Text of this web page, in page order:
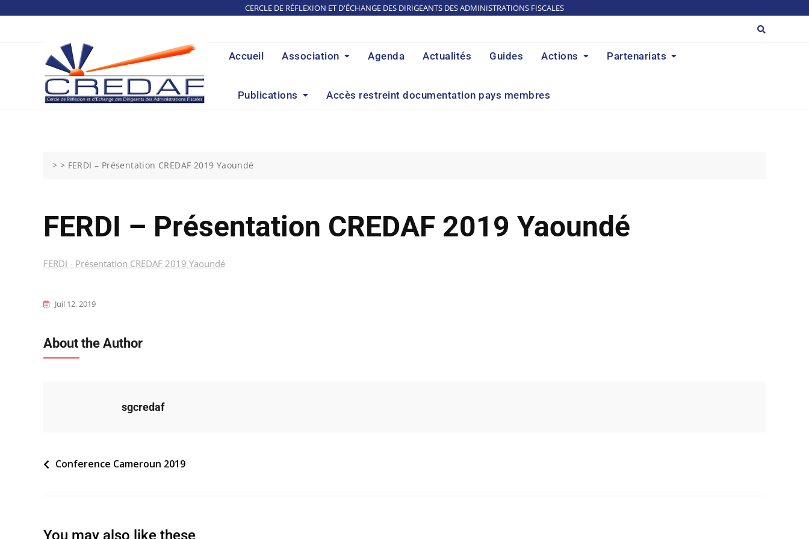
CERCLE DE RÉFLEXION ET D'ÉCHANGE DES DIRIGEANTS DES ADMINISTRATIONS FISCALES
Accueil Association Agenda Actualités Guides Actions Partenariats
Publications Accès restreint documentation pays membres
> > FERDI – Présentation CREDAF 2019 Yaoundé
FERDI – Présentation CREDAF 2019 Yaoundé
FERDI - Présentation CREDAF 2019 Yaoundé
Juil 12, 2019
About the Author
sgcredaf
Navigation
Conference Cameroun 2019
You may also like these